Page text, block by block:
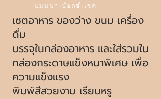
แมนนา-บ็อกซ์-เซต
เซตอาหาร ของว่าง ขนม เครื่อง
ดื่ม
บรรจุในกล่องอาหาร และใส่รวมใน
กล่องกระดาษแข็งหนาพิเศษ เพื่อ
ความแข็งแรง
พิมพ์สีสวยงาม เรียบหรู